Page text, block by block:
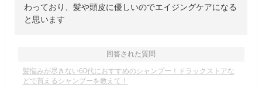
わっており、髪や頭皮に優しいのでエイジングケアになる
と思います
回答された質問
髪悩みが尽きない60代におすすめのシャンプー！ドラックストアな
どで買えるシャンプーを教えて！